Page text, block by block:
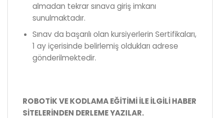
almadan tekrar sınava giriş imkanı
sunulmaktadır.
Sınav da başarılı olan kursiyerlerin Sertifikaları,
1 ay içerisinde belirlemiş oldukları adrese
gönderilmektedir.
ROBOTİK VE KODLAMA EĞİTİMİ İLE İLGİLİ HABER
SİTELERİNDEN DERLEME YAZILAR.